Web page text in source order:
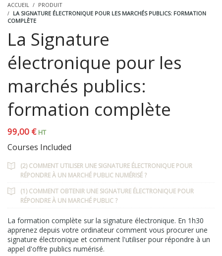
ACCUEIL
PRODUIT
LA SIGNATURE ÉLECTRONIQUE POUR LES MARCHÉS PUBLICS: FORMATION
COMPLÈTE
La Signature
électronique pour les
marchés publics:
formation complète
99,00 € HT
Courses Included
(2) COMMENT UTILISER UNE SIGNATURE ÉLECTRONIQUE POUR
RÉPONDRE À UN MARCHÉ PUBLIC NUMÉRISÉ ?
(1) COMMENT OBTENIR UNE SIGNATURE ÉLECTRONIQUE POUR
RÉPONDRE À UN MARCHÉ PUBLIC ?
La formation complète sur la signature électronique. En 1h30
apprenez depuis votre ordinateur comment vous procurer une
signature électronique et comment l'utiliser pour répondre à un
appel d'offre publics numérisé.